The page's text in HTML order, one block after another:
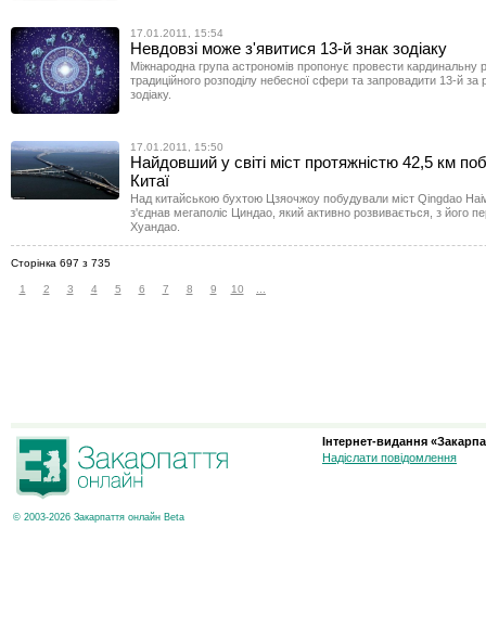
17.01.2011, 15:54
Невдовзі може з'явитися 13-й знак зодіаку
Міжнародна група астрономів пропонує провести кардинальну
традиційного розподілу небесної сфери та запровадити 13-й за
зодіаку.
17.01.2011, 15:50
Найдовший у світі міст протяжністю 42,5 км
Китаї
Над китайською бухтою Цзяочжоу побудували міст Qingdao
з'єднав мегаполіс Циндао, який активно розвивається, з його
Хуандао.
Сторінка 697 з 735
1 2 3 4 5 6 7 8 9 10
© 2003-2026 Закарпаття онлайн Beta
Інтернет-видання
Надіслати повідомлення